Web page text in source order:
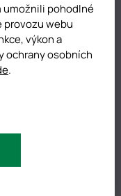
umožnili pohodlné
provozu webu
výkon a
ochrany osobních
.
Expert